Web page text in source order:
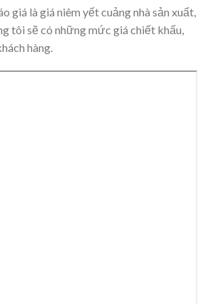
giá là giá niêm yết cuảng nhà sản xuất,
tôi sẽ có những mức giá chiết khấu,
hàng.